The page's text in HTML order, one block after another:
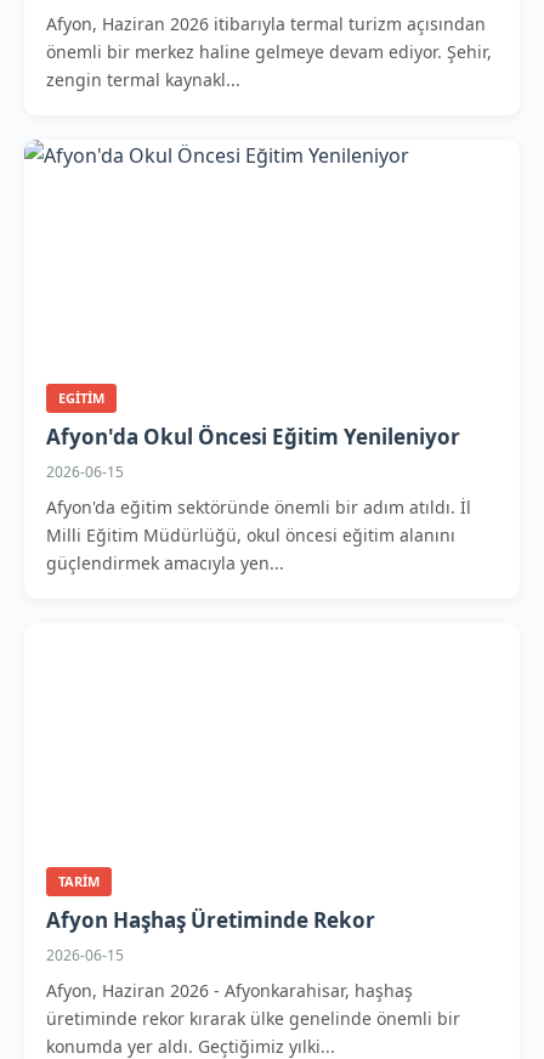
Afyon, Haziran 2026 itibarıyla termal turizm açısından
önemli bir merkez haline gelmeye devam ediyor. Şehir,
zengin termal kaynakl...
EGITIM
Afyon'da Okul Öncesi Eğitim Yenileniyor
2026-06-15
Afyon'da eğitim sektöründe önemli bir adım atıldı. İl
Milli Eğitim Müdürlüğü, okul öncesi eğitim alanını
güçlendirmek amacıyla yen...
TARIM
Afyon Haşhaş Üretiminde Rekor
2026-06-15
Afyon, Haziran 2026 - Afyonkarahisar, haşhaş
üretiminde rekor kırarak ülke genelinde önemli bir
konumda yer aldı. Geçtiğimiz yılki...